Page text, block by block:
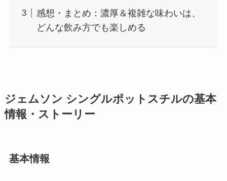
感想・まとめ：濃厚＆複雑な味わいは、
どんな飲み方でも楽しめる
ジェムソン シングルポットスチルの基本
情報・ストーリー
基本情報